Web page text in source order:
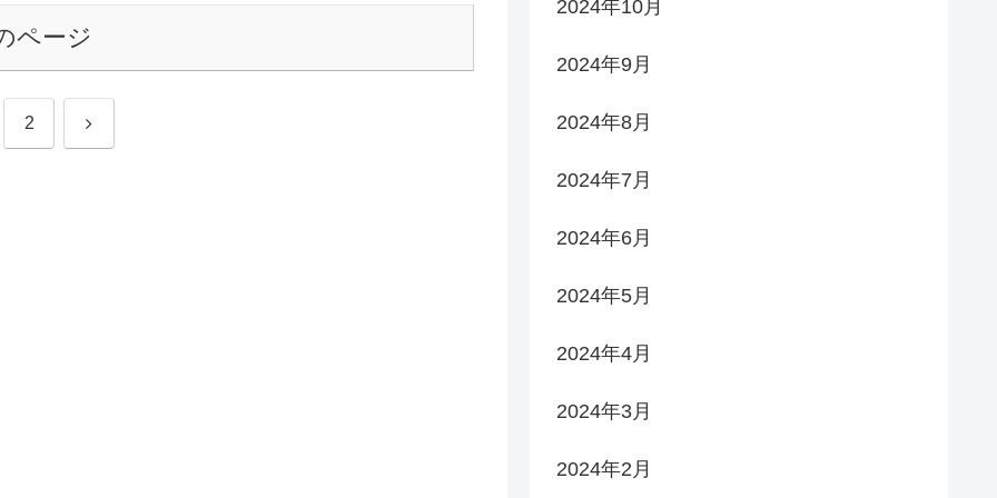
ページ
2 次
2024年10月
2024年9月
2024年8月
2024年7月
2024年6月
2024年5月
2024年4月
2024年3月
2024年2月